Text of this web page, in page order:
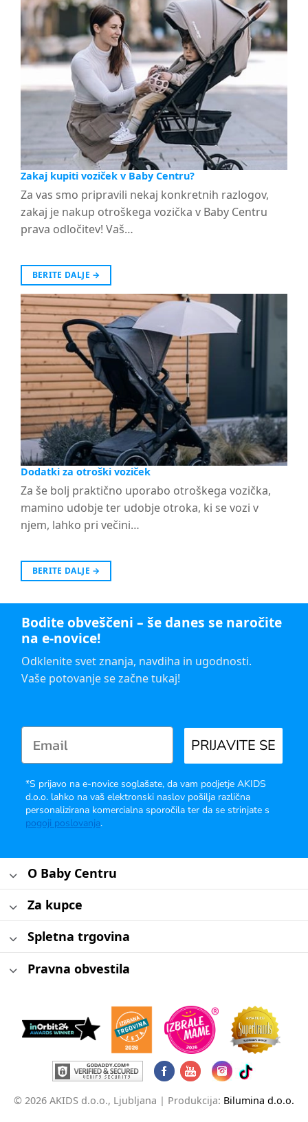
Zakaj kupiti voziček v Baby Centru?
Za vas smo pripravili nekaj konkretnih razlogov,
zakaj je nakup otroškega vozička v Baby Centru
prava odločitev! Vaš…
BERITE DALJE →
Dodatki za otroški voziček
Za še bolj praktično uporabo otroškega vozička,
mamino udobje ter udobje otroka, ki se vozi v
njem, lahko pri večini…
BERITE DALJE →
Bodite obveščeni – še danes se naročite
na e-novice!
Odklenite svet znanja, navdiha in ugodnosti.
Vaše potovanje se začne tukaj!
PRIJAVITE SE
*S prijavo na e-novice soglašate, da vam podjetje AKIDS
d.o.o. lahko na vaš elektronski naslov pošilja različna
personalizirana komercialna sporočila ter da se strinjate s
pogoji poslovanja.
O Baby Centru
Za kupce
Spletna trgovina
Pravna obvestila
© 2026 AKIDS d.o.o., Ljubljana | Produkcija: Bilumina d.o.o.